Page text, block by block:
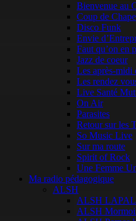
Bienvenue au
Coup de
Disco Funk
Envie
Faut qu’on en
Jazz de coeur
Les après-midi
Les rendez
Live Santé
On Air
Parasites
Retour sur les
So Music Live
Sur ma route
Spirit of Rock
Une Femme
Ma radio pédagogique
ALSH
ALSH
ALSH